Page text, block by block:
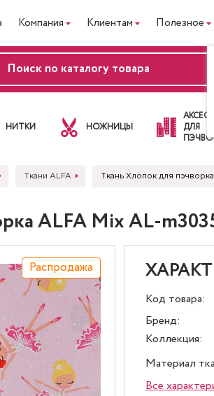
Компания Клиентам Полезное
НИТКИ НОЖНИЦЫ
ДЛЯ
Ткани ALFA Ткань Хлопок для
ALFA Mix AL-
Распродажа
Код товара:
Бренд:
Коллекция:
Материал
Все